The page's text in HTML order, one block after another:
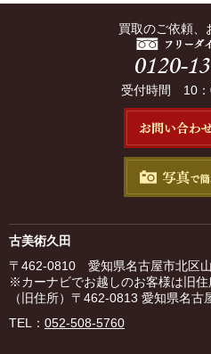
買取のご依頼、
受付時間 10：
古美術久田
〒462-0810 愛知県名古屋市北区
※カーナビでお越しのお客様は旧
（旧住所）〒462-0813 愛知県名古
TEL： 052-508-5760